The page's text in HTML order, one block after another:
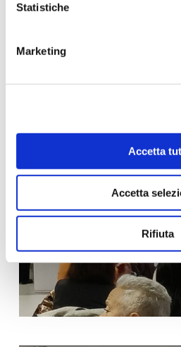
Statistiche
Marketing
Accetta
Accetta
Rifiuta